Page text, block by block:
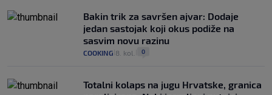
Bakin trik za savršen ajvar: Dodaje
jedan sastojak koji okus podiže na
sasvim novu razinu
COOKING 8. kol. 0
Totalni kolaps na jugu Hrvatske, granica